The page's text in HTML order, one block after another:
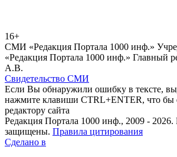
16+
СМИ «Редакция Портала 1000 инф.»
«Редакция Портала 1000 инф.» Главный
А.В.
Свидетельство СМИ
Если Вы обнаружили ошибку в тексте,
нажмите клавиши CTRL+ENTER, что бы
редактору сайта
Редакция Портала 1000 инф., 2009 - 2026.
защищены. Правила цитирования
Сделано в